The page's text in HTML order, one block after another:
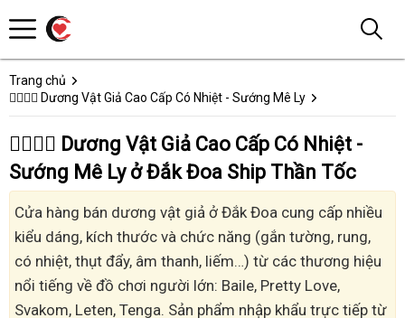
Trang chủ
👩‍❤️‍💋‍👨 Dương Vật Giả Cao Cấp Có Nhiệt - Sướng Mê Ly
👩‍❤️‍💋‍👨 Dương Vật Giả Cao Cấp Có Nhiệt -
Sướng Mê Ly ở Đắk Đoa Ship Thần Tốc
Cửa hàng bán dương vật giả ở Đắk Đoa cung cấp nhiều
kiểu dáng, kích thước và chức năng (gắn tường, rung,
có nhiệt, thụt đẩy, âm thanh, liếm…) từ các thương hiệu
nổi tiếng về đồ chơi người lớn: Baile, Pretty Love,
Svakom, Leten, Tenga. Sản phẩm nhập khẩu trực tiếp từ